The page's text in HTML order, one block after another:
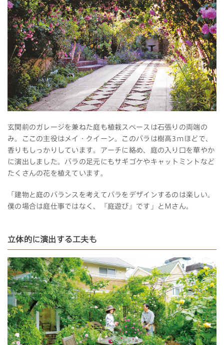
玄関前のガレージを兼ねた庭も植栽スペースは石張りの両端の
み。ここの主役はメイ・クイーン。このバラは樹高3mほどで、
香りもしっかりしています。アーチに絡め、庭の入り口を華やか
に演出しました。バラの足元にもサギゴケやキャットミントなど
たくさんの花を植えています。
「建物と庭のバランスを考えてバラをデザインするのは楽しい。
僕の場合は庭仕事ではなく、『庭遊び』です」とＭさん。
立体的に演出する工夫も